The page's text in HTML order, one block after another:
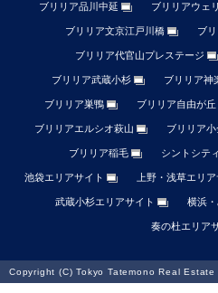
ブリリア品川中延 ブリリアウェ
ブリリア文京江戸川橋 ブ
ブリリア代官山プレステージ
ブリリア武蔵小杉 ブリリア神
ブリリア巣鴨 ブリリア自由が丘
ブリリアエルシオ萩山 ブリリア
ブリリア稲毛 シントシティ
池袋エリアサイト 上野・浅草エリ
武蔵小杉エリアサイト 横浜
奏の杜エリア
Copyright (C) Tokyo Tatemono Real